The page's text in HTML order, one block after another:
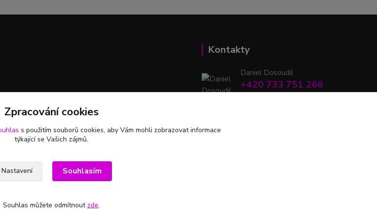
na dobírku
Kontakty
Daniel Dosoudil
+420 733 751 266
Zpracování cookies
s použitím souborů cookies, aby Vám mohli zobrazovat informace
týkající se Vašich zájmů.
Nastavení Souhlasím
Souhlas můžete odmítnout zde.